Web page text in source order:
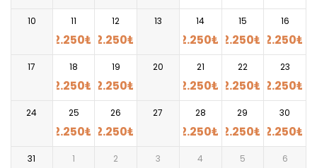
10 11
2.250₺
12
2.250₺
13 14
2.250₺
15
2.250₺
16
2.250₺
17 18
2.250₺
19
2.250₺
20 21
2.250₺
22
2.250₺
23
2.250₺
24 25
2.250₺
26
2.250₺
27 28
2.250₺
29
2.250₺
30
2.250₺
31 1 2 3 4 5 6